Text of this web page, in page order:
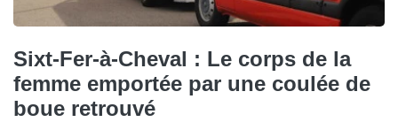
Sixt-Fer-à-Cheval : Le corps de la
femme emportée par une coulée de
boue retrouvé